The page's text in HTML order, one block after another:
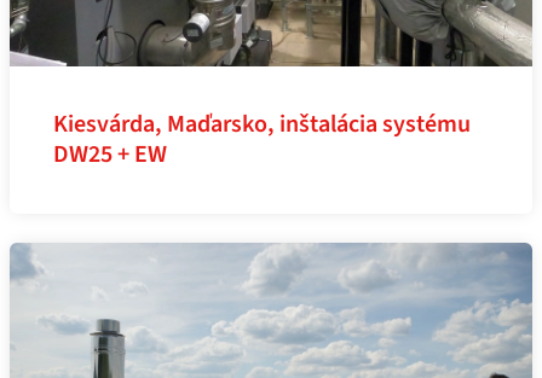
Kiesvárda, Maďarsko, inštalácia systému
DW25 + EW